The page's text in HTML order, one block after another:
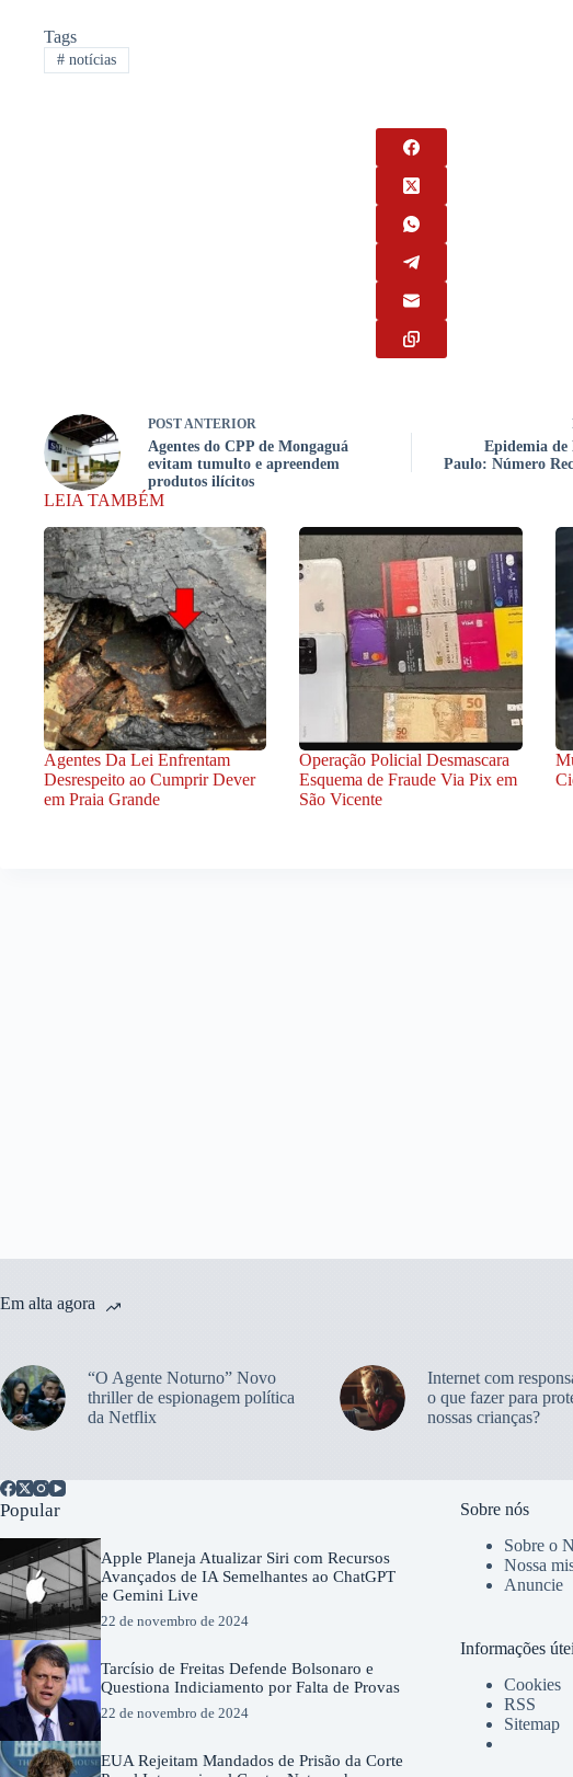
Tags
#notícias
POSTANTERIOR
Agentes do CPP de Mongaguá
evitam tumulto e apreendem
produtos ilícitos
Epidemia de
Paulo: Número
LEIA TAMBÉM
Agentes Da Lei Enfrentam
Desrespeito ao Cumprir Dever
em Praia Grande
Operação Policial Desmascara
Esquema de Fraude Via Pix em
São Vicente
Em alta agora
“O Agente Noturno” Novo
thriller de espionagem política
da Netflix
Internet com
o que fazer para
nossas crianças?
Popular
Apple Planeja Atualizar Siri com Recursos
Avançados de IA Semelhantes ao ChatGPT
e Gemini Live
22 de novembro de 2024
Tarcísio de Freitas Defende Bolsonaro e
Questiona Indiciamento por Falta de Provas
22 de novembro de 2024
EUA Rejeitam Mandados de Prisão da Corte
Sobre nós
Sobre o
Nossa
Anuncie
Informações
Cookies
RSS
Sitemap